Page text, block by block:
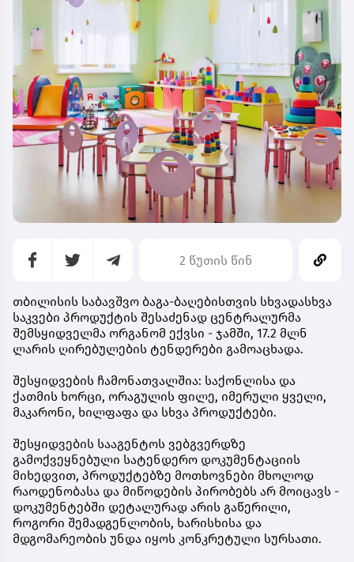
2 წუთის წინ
თბილისის საბავშვო ბაგა-ბაღებისთვის სხვადასხვა
საკვები პროდუქტის შესაძენად ცენტრალურმა
შემსყიდველმა ორგანომ ექვსი - ჯამში, 17.2 მლნ
ლარის ღირებულების ტენდერები გამოაცხადა.
შესყიდვების ჩამონათვალშია: საქონლისა და
ქათმის ხორცი, ორაგულის ფილე, იმერული ყველი,
მაკარონი, ხილფაფა და სხვა პროდუქტები.
შესყიდვების სააგენტოს ვებგვერდზე
გამოქვეყნებული სატენდერო დოკუმენტაციის
მიხედვით, პროდუქტებზე მოთხოვნები მხოლოდ
რაოდენობასა და მიწოდების პირობებს არ მოიცავს -
დოკუმენტებში დეტალურად არის გაწერილი,
როგორი შემადგენლობის, ხარისხისა და
მდგომარეობის უნდა იყოს კონკრეტული სურსათი.